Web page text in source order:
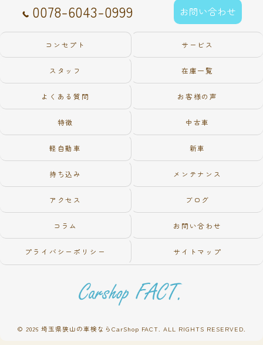
0078-6043-0999 お問い合わせ
コンセプト サービス
スタッフ 在庫一覧
よくある質問 お客様の声
特徴 中古車
軽自動車 新車
持ち込み メンテナンス
アクセス ブログ
コラム お問い合わせ
プライバシーポリシー サイトマップ
© 2026 埼玉県狭山の車検ならCarShop FACT. ALL RIGHTS RESERVED.